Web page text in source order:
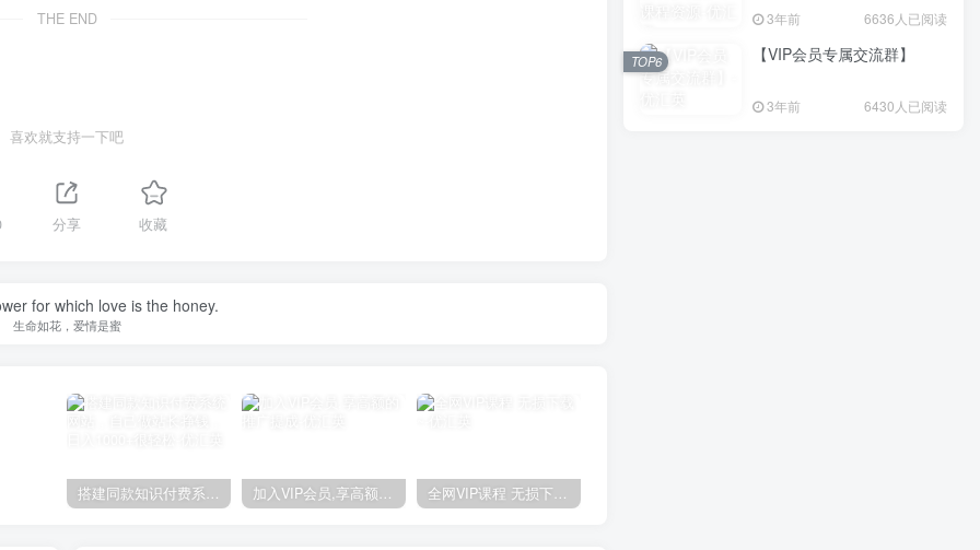
THE END
喜欢就支持一下吧
分享 收藏
for which love is the honey.
生命如花，爱情是蜜
搭建同款知识付费系统网站，自己做站长挣钱，日入1000+很轻松 加入VIP会员,享高额的推广提成 全网VIP课程 无损下载~
3年前 6636人已阅读
【VIP会员专属交流群】
3年前 6430人已阅读
TOP6